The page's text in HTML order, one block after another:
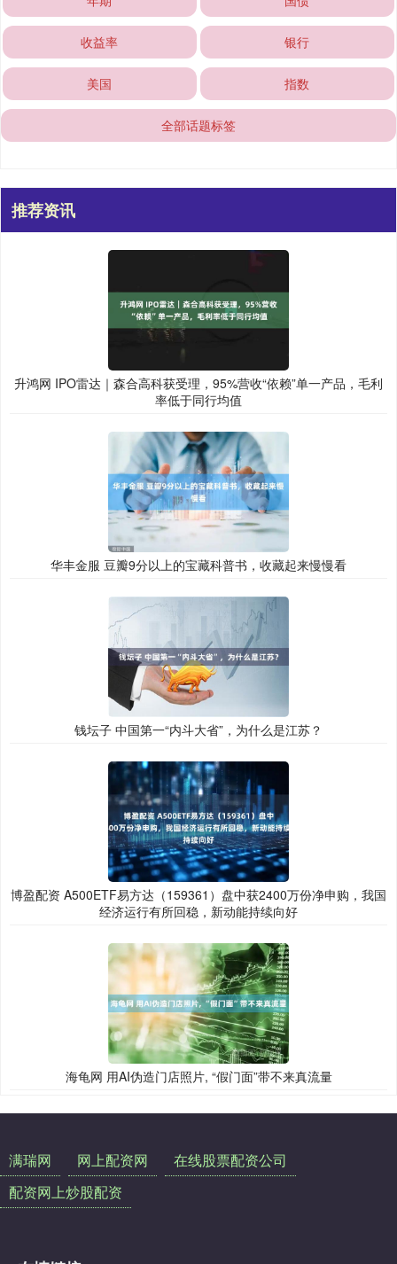
收益率 银行
美国 指数
全部话题标签
推荐资讯
升鸿网 IPO雷达｜森合高科获受理，95%营收“依赖”单一产品，毛利
率低于同行均值
华丰金服 豆瓣9分以上的宝藏科普书，收藏起来慢慢看
钱坛子 中国第一“内斗大省”，为什么是江苏？
博盈配资 A500ETF易方达（159361）盘中获2400万份净申购，我国
经济运行有所回稳，新动能持续向好
海龟网 用AI伪造门店照片, “假门面”带不来真流量
满瑞网 网上配资网
在线股票配资公司
配资网上炒股配资